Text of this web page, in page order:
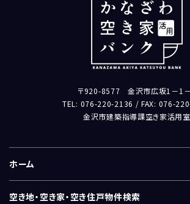
〒920-8577 金沢市広坂1－1
TEL: 076-220-2136 / FAX: 076-
金沢市建築指導課空き家活用室
ホーム
空き地・空き家・空き住戸物件検索